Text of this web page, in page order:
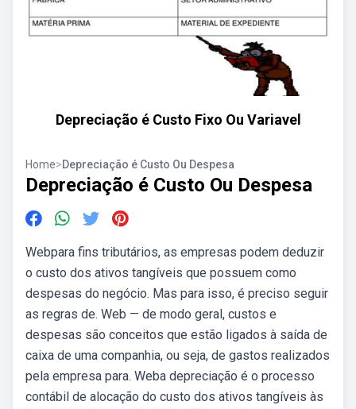
Depreciação é Custo Fixo Ou Variavel
Home>Depreciação é Custo Ou Despesa
Depreciação é Custo Ou Despesa
Webpara fins tributários, as empresas podem deduzir
o custo dos ativos tangíveis que possuem como
despesas do negócio. Mas para isso, é preciso seguir
as regras de. Web — de modo geral, custos e
despesas são conceitos que estão ligados à saída de
caixa de uma companhia, ou seja, de gastos realizados
pela empresa para. Weba depreciação é o processo
contábil de alocação do custo dos ativos tangíveis às